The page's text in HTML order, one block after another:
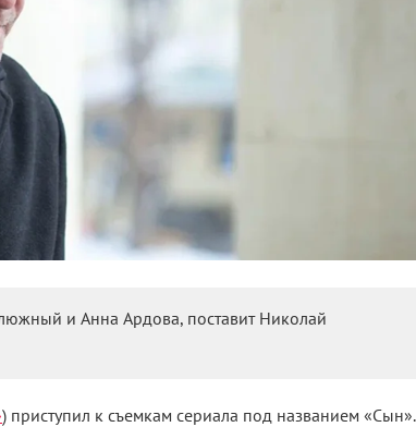
и Анна Ардова, поставит Николай
) приступил к съемкам сериала под названием «Сын».